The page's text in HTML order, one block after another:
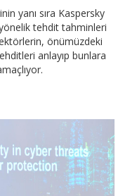
yanı sıra Kaspersky
tehdit tahminleri
önümüzdeki
anlayıp bunlara